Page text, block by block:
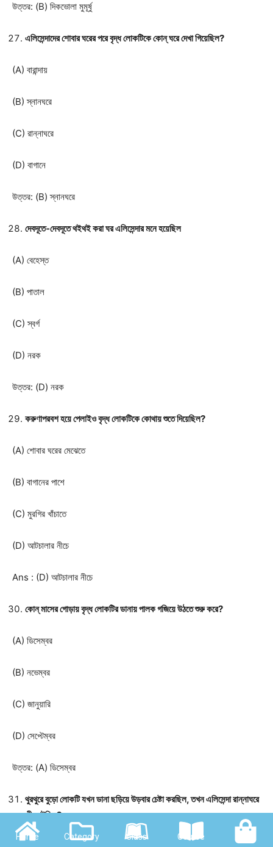
উত্তর: (B) দিকভোলা মুমূর্ষু
এলিসেন্দাদের শোবার ঘরের পরে বৃদ্ধ লোকটিকে কোন্ ঘরে দেখা গিয়েছিল?
(A) বারান্দায়
(B) স্নানঘরে
(C) রান্নাঘরে
(D) বাগানে
উত্তর: (B) স্নানঘরে
দেবদূতে-দেবদূতে থইথই করা ঘর এলিসেন্দার মনে হয়েছিল
(A) বেহেস্ত
(B) পাতাল
(C) স্বর্গ
(D) নরক
উত্তর: (D) নরক
করুণাপরবশ হয়ে পেলাইও বৃদ্ধ লোকটিকে কোথায় শুতে দিয়েছিল?
(A) শোবার ঘরের মেঝেতে
(B) বাগানের পাশে
(C) মুরগির খাঁচাতে
(D) আটচালার নীচে
Ans : (D) আটচালার নীচে
কোন্ মাসের গোড়ায় বৃদ্ধ লোকটির ডানায় পালক গজিয়ে উঠতে শুরু করে?
(A) ডিসেম্বর
(B) নভেম্বর
(C) জানুয়ারি
(D) সেপ্টেম্বর
উত্তর: (A) ডিসেম্বর
থুরথুরে বুড়ো লোকটি যখন ডানা ছড়িয়ে উড়বার চেষ্টা করছিল, তখন এলিসেন্দা রান্নাঘরে
কী কাটছিল?
Home Category Class Course